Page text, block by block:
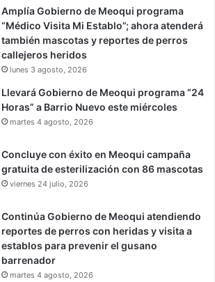
Amplía Gobierno de Meoqui programa
“Médico Visita Mi Establo”; ahora atenderá
también mascotas y reportes de perros
callejeros heridos
lunes 3 agosto, 2026
Llevará Gobierno de Meoqui programa “24
Horas” a Barrio Nuevo este miércoles
martes 4 agosto, 2026
Concluye con éxito en Meoqui campaña
gratuita de esterilización con 86 mascotas
viernes 24 julio, 2026
Continúa Gobierno de Meoqui atendiendo
reportes de perros con heridas y visita a
establos para prevenir el gusano
barrenador
martes 4 agosto, 2026